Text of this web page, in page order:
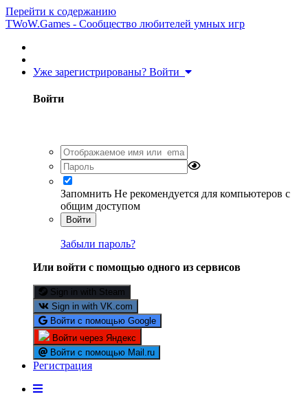
Перейти к содержанию
TWoW.Games - Сообщество любителей умных игр
Уже зарегистрированы? Войти
Войти
Запомнить Не рекомендуется для компьютеров с
общим доступом
Войти
Забыли пароль?
Или войти с помощью одного из сервисов
Sign in with Steam
Sign in with VK.com
Войти с помощью Google
Войти через Яндекс
Войти с помощью Mail.ru
Регистрация